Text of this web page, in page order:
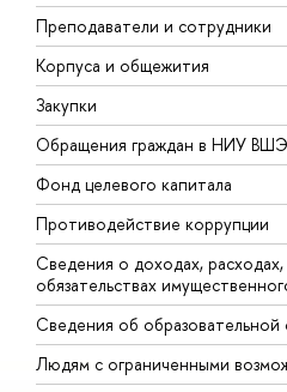
Преподаватели и сотрудники
Корпуса и общежития
Закупки
Обращения граждан в НИУ ВШЭ
Фонд целевого капитала
Противодействие коррупции
Сведения о доходах,
обязательствах
Сведения об образовательной
Людям с ограниченными